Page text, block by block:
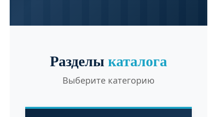
Разделыкаталога
Выберите категорию